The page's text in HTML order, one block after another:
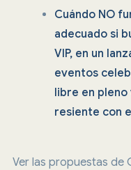
Cuándo NO
adecuado si
VIP, en un
eventos
libre en
resiente con
Ver las propuestas de